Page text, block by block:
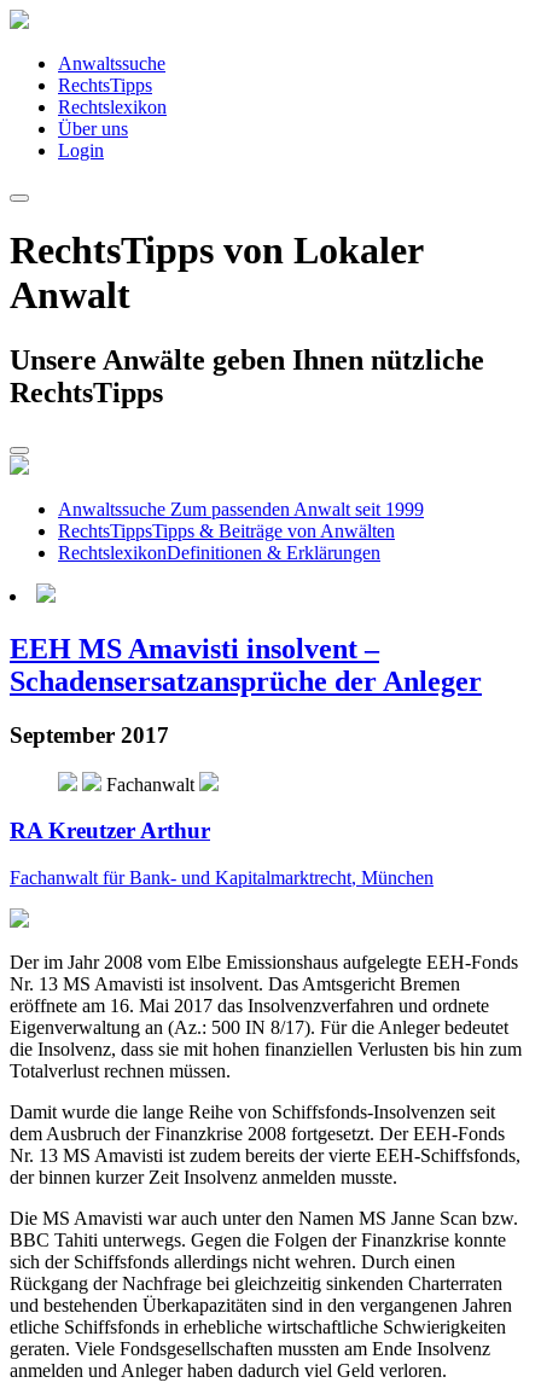
Anwaltssuche
RechtsTipps
Rechtslexikon
Über uns
Login
RechtsTipps von Lokaler
Anwalt
Unsere Anwälte geben Ihnen nützliche
RechtsTipps
Anwaltssuche Zum passenden Anwalt seit 1999
RechtsTippsTipps & Beiträge von Anwälten
RechtslexikonDefinitionen & Erklärungen
EEH MS Amavisti insolvent –
Schadensersatzansprüche der Anleger
September 2017
Fachanwalt
RA Kreutzer Arthur
Fachanwalt für Bank- und Kapitalmarktrecht, München
Der im Jahr 2008 vom Elbe Emissionshaus aufgelegte EEH-Fonds
Nr. 13 MS Amavisti ist insolvent. Das Amtsgericht Bremen
eröffnete am 16. Mai 2017 das Insolvenzverfahren und ordnete
Eigenverwaltung an (Az.: 500 IN 8/17). Für die Anleger bedeutet
die Insolvenz, dass sie mit hohen finanziellen Verlusten bis hin zum
Totalverlust rechnen müssen.
Damit wurde die lange Reihe von Schiffsfonds-Insolvenzen seit
dem Ausbruch der Finanzkrise 2008 fortgesetzt. Der EEH-Fonds
Nr. 13 MS Amavisti ist zudem bereits der vierte EEH-Schiffsfonds,
der binnen kurzer Zeit Insolvenz anmelden musste.
Die MS Amavisti war auch unter den Namen MS Janne Scan bzw.
BBC Tahiti unterwegs. Gegen die Folgen der Finanzkrise konnte
sich der Schiffsfonds allerdings nicht wehren. Durch einen
Rückgang der Nachfrage bei gleichzeitig sinkenden Charterraten
und bestehenden Überkapazitäten sind in den vergangenen Jahren
etliche Schiffsfonds in erhebliche wirtschaftliche Schwierigkeiten
geraten. Viele Fondsgesellschaften mussten am Ende Insolvenz
anmelden und Anleger haben dadurch viel Geld verloren.